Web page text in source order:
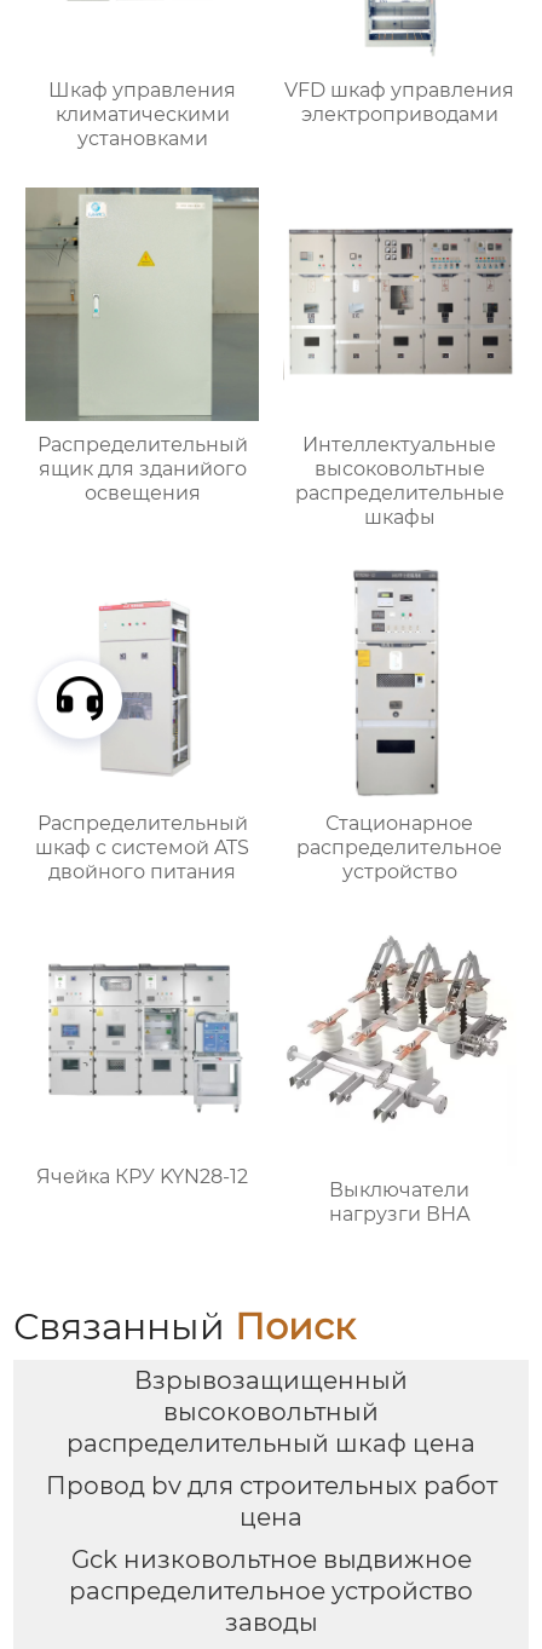
Шкаф управления
климатическими
установками
VFD шкаф управления
электроприводами
Распределительный
ящик для зданийого
освещения
Интеллектуальные
высоковольтные
распределительные
шкафы
Распределительный
шкаф с системой ATS
двойного питания
Стационарное
распределительное
устройство
Ячейка КРУ KYN28-12
Выключатели
нагрузги ВНА
Связанный Поиск
Взрывозащищенный
высоковольтный
распределительный шкаф цена
Провод bv для строительных работ
цена
Gck низковольтное выдвижное
распределительное устройство
заводы